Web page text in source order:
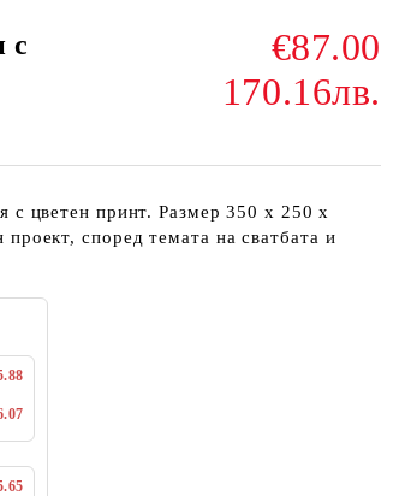
с
€87.00
170.16лв.
с цветен принт. Размер 350 х 250 х
според темата на сватбата и